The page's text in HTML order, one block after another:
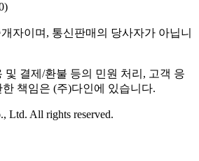
자이며, 통신판매의 당사자가 아닙니
및 결제/환불 등의 민원 처리, 고객 응
책임은 (주)다인에 있습니다.
Ltd. All rights reserved.